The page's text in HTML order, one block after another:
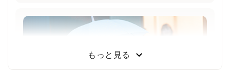
もっと見る